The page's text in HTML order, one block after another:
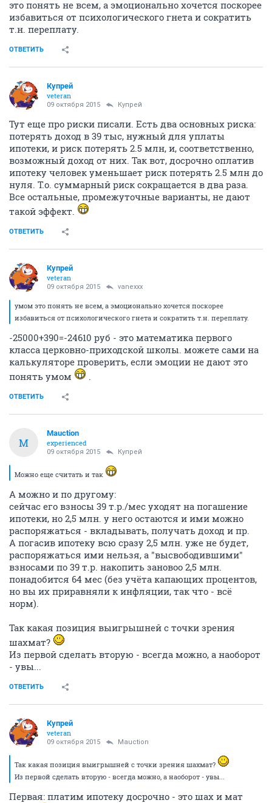
это понять не всем, а эмоционально хочется поскорее
избавиться от психологического гнета и сократить
т.н. переплату.
ОТВЕТИТЬ
Купрей
veteran
09 октября 2015 Купрей
Тут еще про риски писали. Есть два основных риска:
потерять доход в 39 тыс, нужный для уплаты
ипотеки, и риск потерять 2.5 млн, и, соответственно,
возможный доход от них. Так вот, досрочно оплатив
ипотеку человек уменьшает риск потерять 2.5 млн до
нуля. Т.о. суммарный риск сокращается в два раза.
Все остальные, промежуточные варианты, не дают
такой эффект.
ОТВЕТИТЬ
Купрей
veteran
09 октября 2015 vanexxx
умом это понять не всем, а эмоционально хочется поскорее
избавиться от психологического гнета и сократить т.н. переплату.
-25000+390=-24610 руб - это математика первого
класса церковно-приходской школы. можете сами на
калькуляторе проверить, если эмоции не дают это
понять умом
.
ОТВЕТИТЬ
M
Mauction
experienced
09 октября 2015 Купрей
Можно еще считать и так
А можно и по другому:
сейчас его взносы 39 т.р./мес уходят на погашение
ипотеки, но 2,5 млн. у него остаются и ими можно
распоряжаться - вкладывать, получать доход и пр.
А погасив ипотеку всю сразу 2,5 млн. уже не будет,
распоряжаться ими нельзя, а "высвободившими"
взносами по 39 т.р. накопить зановоо 2,5 млн.
понадобится 64 мес (без учёта капающих процентов,
но вы их приравняли к инфляции, так что - всё
норм).
Так какая позиция выигрышней с точки зрения
шахмат?
Из первой сделать вторую - всегда можно, а наоборот
- увы...
ОТВЕТИТЬ
Купрей
veteran
09 октября 2015 Mauction
Так какая позиция выигрышней с точки зрения шахмат?
Из первой сделать вторую - всегда можно, а наоборот - увы...
Первая: платим ипотеку досрочно - это шах и мат